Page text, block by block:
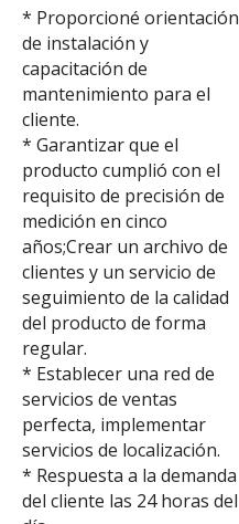
* Proporcioné orientación
de instalación y
capacitación de
mantenimiento para el
cliente.
* Garantizar que el
producto cumplió con el
requisito de precisión de
medición en cinco
años;Crear un archivo de
clientes y un servicio de
seguimiento de la calidad
del producto de forma
regular.
* Establecer una red de
servicios de ventas
perfecta, implementar
servicios de localización.
* Respuesta a la demanda
del cliente las 24 horas del